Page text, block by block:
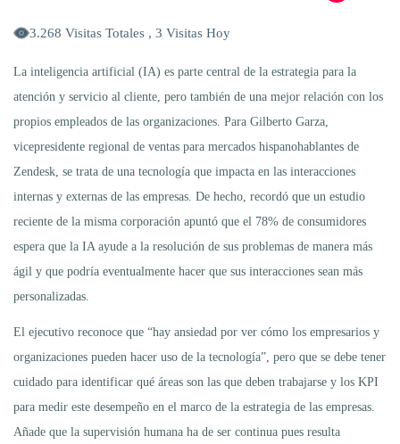
3.268 Visitas Totales , 3 Visitas Hoy
La inteligencia artificial (IA) es parte central de la estrategia para la
atención y servicio al cliente, pero también de una mejor relación con los
propios empleados de las organizaciones. Para Gilberto Garza,
vicepresidente regional de ventas para mercados hispanohablantes de
Zendesk, se trata de una tecnología que impacta en las interacciones
internas y externas de las empresas. De hecho, recordó que un estudio
reciente de la misma corporación apuntó que el 78% de consumidores
espera que la IA ayude a la resolución de sus problemas de manera más
ágil y que podría eventualmente hacer que sus interacciones sean más
personalizadas.
El ejecutivo reconoce que “hay ansiedad por ver cómo los empresarios y
organizaciones pueden hacer uso de la tecnología”, pero que se debe tener
cuidado para identificar qué áreas son las que deben trabajarse y los KPI
para medir este desempeño en el marco de la estrategia de las empresas.
Añade que la supervisión humana ha de ser continua pues resulta